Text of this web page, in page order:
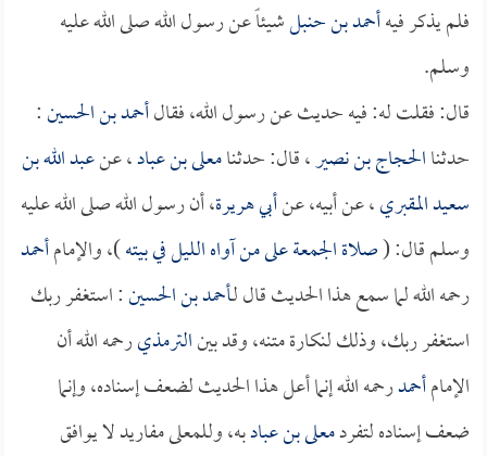
فلم يذكر فيهأحمد بن حنبلشيئاً عن رسول الله صلى الله عليه
وسلم.
قال: فقلت له: فيه حديث عن رسول الله، فقالأحمد بن الحسين:
حدثناالحجاج بن نصير، قال: حدثنامعلى بن عباد، عنعبد الله بن
سعيد المقبري، عن أبيه، عنأبي هريرة، أن رسول الله صلى الله عليه
وسلم قال: (صلاة الجمعة على من آواه الليل في بيته)، والإمامأحمد
رحمه الله لما سمع هذا الحديث قال لـأحمد بن الحسين: استغفر ربك
استغفر ربك، وذلك لنكارة متنه، وقد بينالترمذيرحمه الله أن
الإمامأحمدرحمه الله إنما أعل هذا الحديث لضعف إسناده، وإنما
ضعف إسناده لتفردمعلى بن عبادبه، وللمعلى مفاريد لا يوافق